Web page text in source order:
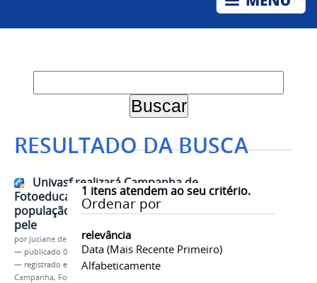
RESULTADO DA BUSCA
1 itens atendem ao seu critério.
Ordenar por
relevância
Data (mais Recente Primeiro)
Alfabeticamente
Univasf realizará Campanha de
Fotoeducação para conscientizar
população sobre cuidados com a
pele
por Juciane de Jesus Aleixo
— publicado 06/12/2018
— registrado em:
Campus Sede,Farmácia
Campanha, Fotoeducação